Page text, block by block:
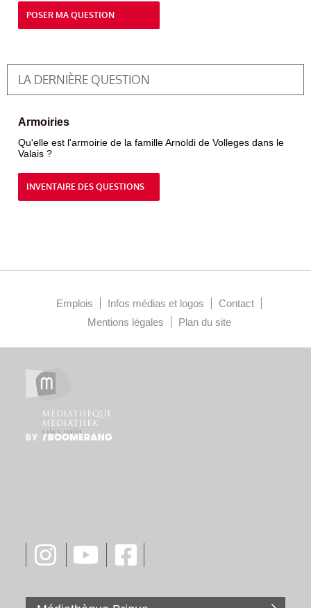
POSER MA QUESTION
LA DERNIÈRE QUESTION
Armoiries
Qu'elle est l'armoirie de la famille Arnoldi de Volleges dans le
Valais ?
INVENTAIRE DES QUESTIONS
Emplois Infos médias et logos
Contact
Mentions légales
Plan du site